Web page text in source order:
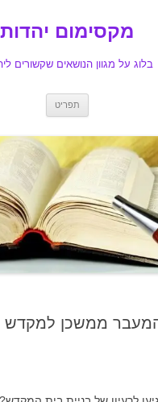
מקסימום יהדות
בלוג על מגוון הנושאים שקשורים
תפריט
ממשכן למקדש